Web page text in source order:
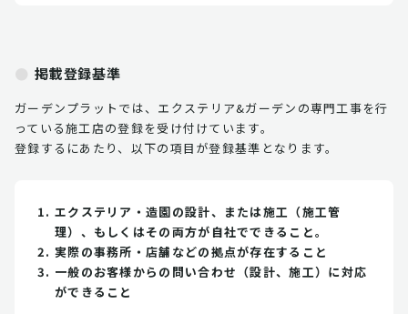
掲載登録基準
ガーデンプラットでは、エクステリア&ガーデンの専門工事を行
っている施工店の登録を受け付けています。
登録するにあたり、以下の項目が登録基準となります。
エクステリア・造園の設計、または施工（施工管
理）、もしくはその両方が自社でできること。
実際の事務所・店舗などの拠点が存在すること
一般のお客様からの問い合わせ（設計、施工）に対応
ができること